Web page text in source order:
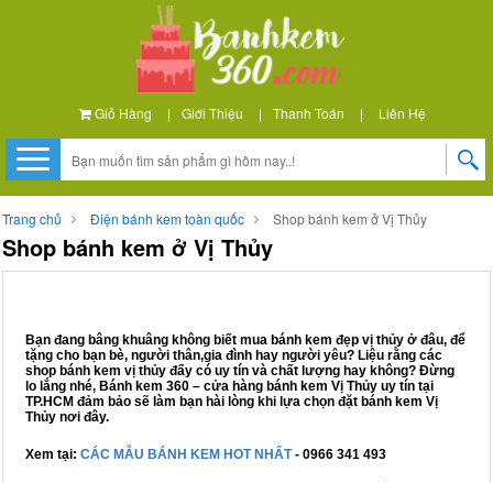
Giỏ Hàng | Giới Thiệu | Thanh Toán | Liên Hệ
Trang chủ Điện bánh kem toàn quốc Shop bánh kem ở Vị Thủy
Shop bánh kem ở Vị Thủy
Bạn đang bâng khuâng không biết mua bánh kem đẹp vị thủy ở đâu, để
tặng cho bạn bè, người thân,gia đình hay người yêu? Liệu rằng các
shop bánh kem vị thủy đấy có uy tín và chất lượng hay không? Đừng
lo lắng nhé, Bánh kem 360 – cửa hàng bánh kem Vị Thủy uy tín tại
TP.HCM đảm bảo sẽ làm bạn hài lòng khi lựa chọn đặt bánh kem Vị
Thủy nơi đây.
Xem tại: CÁC MẪU BÁNH KEM HOT NHẤT- 0966 341 493